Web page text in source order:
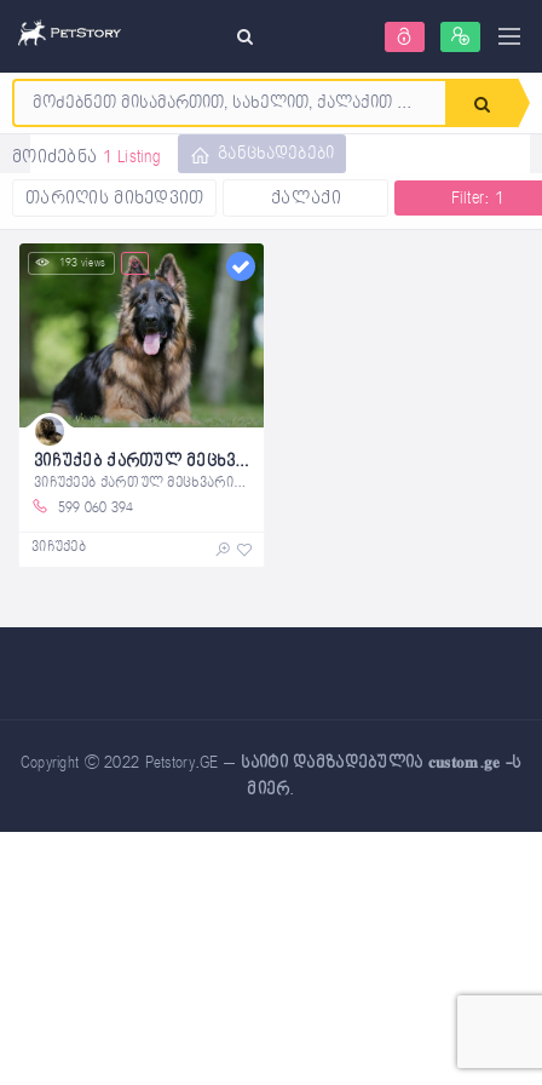
მოიძებნა 1 Listing განცხადებები
თარიღის მიხედვით ქალაქი Filter: 1
193 views
ვიჩუქებ ქართულ მეცხვარეს ან გერმანულ ნაგაზს
ვიჩუქეებ ქართულ მეცხვარის ან გერმანული
599 060 394
ვიჩუქებ
Copyright © 2022 Petstory.GE – საიტი დამზადებულია 𝐜𝐮𝐬𝐭𝐨𝐦.𝐠𝐞 -ს
მიერ.